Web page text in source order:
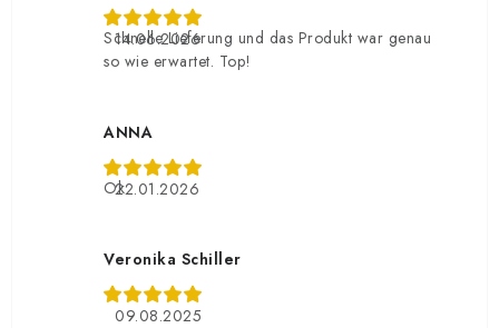
14.06.2026
Schnelle Lieferung und das Produkt war genau
so wie erwartet. Top!
ANNA
22.01.2026
Ok
Veronika Schiller
09.08.2025